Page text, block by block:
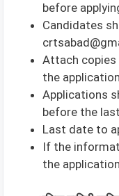
before
Candidates
Attach
the
Applications
before the
Last date to
If the
the